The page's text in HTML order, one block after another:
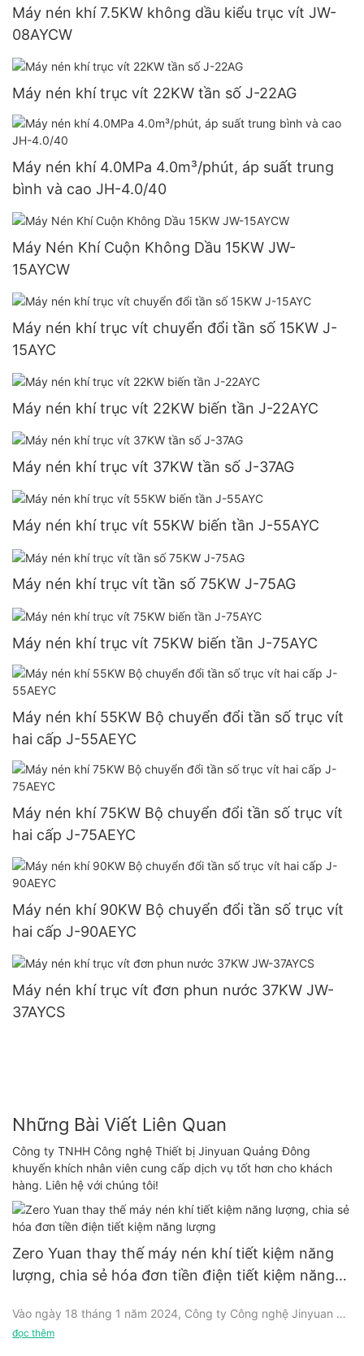
Máy nén khí 7.5KW không dầu kiểu trục vít JW-
08AYCW
Máy nén khí trục vít 22KW tần số J-22AG
Máy nén khí 4.0MPa 4.0m³/phút, áp suất trung
bình và cao JH-4.0/40
Máy Nén Khí Cuộn Không Dầu 15KW JW-
15AYCW
Máy nén khí trục vít chuyển đổi tần số 15KW J-
15AYC
Máy nén khí trục vít 22KW biến tần J-22AYC
Máy nén khí trục vít 37KW tần số J-37AG
Máy nén khí trục vít 55KW biến tần J-55AYC
Máy nén khí trục vít tần số 75KW J-75AG
Máy nén khí trục vít 75KW biến tần J-75AYC
Máy nén khí 55KW Bộ chuyển đổi tần số trục vít
hai cấp J-55AEYC
Máy nén khí 75KW Bộ chuyển đổi tần số trục vít
hai cấp J-75AEYC
Máy nén khí 90KW Bộ chuyển đổi tần số trục vít
hai cấp J-90AEYC
Máy nén khí trục vít đơn phun nước 37KW JW-
37AYCS
Những Bài Viết Liên Quan
Công ty TNHH Công nghệ Thiết bị Jinyuan Quảng Đông
khuyến khích nhân viên cung cấp dịch vụ tốt hơn cho khách
hàng. Liên hệ với chúng tôi!
Zero Yuan thay thế máy nén khí tiết kiệm năng
lượng, chia sẻ hóa đơn tiền điện tiết kiệm năng
Vào ngày 18 tháng 1 năm 2024, Công ty Công nghệ Jinyuan đã
tổ chức cuộc họp thường niên của công ty với chủ đề "không
đọc thêm